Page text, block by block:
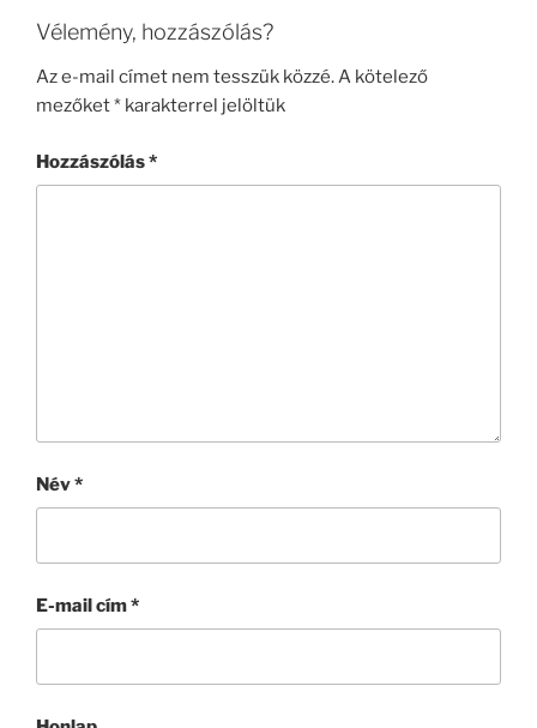
Vélemény, hozzászólás?
Az e-mail címet nem tesszük közzé.A kötelező
mezőket* karakterrel jelöltük
Hozzászólás*
Név*
E-mail cím*